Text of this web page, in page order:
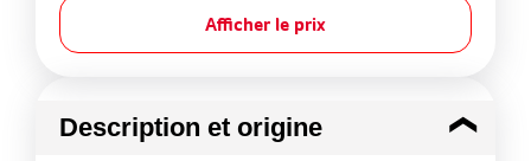
Afficher le prix
Description et origine